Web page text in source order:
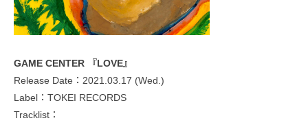
GAME CENTER 『LOVE』
Release Date：2021.03.17 (Wed.)
Label：TOKEI RECORDS
Tracklist：